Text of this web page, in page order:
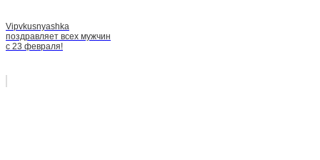
Vipvkusnyashka
поздравляет всех мужчин
с 23 февраля!